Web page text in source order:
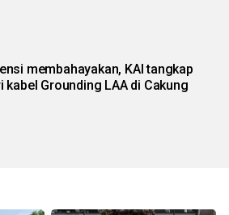
membahayakan, KAI tangkap
kabel Grounding LAA di Cakung